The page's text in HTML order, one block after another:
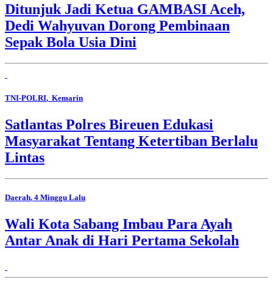
Ditunjuk Jadi Ketua GAMBASI Aceh,
Dedi Wahyuvan Dorong Pembinaan
Sepak Bola Usia Dini
TNI-POLRI, Kemarin
Satlantas Polres Bireuen Edukasi
Masyarakat Tentang Ketertiban Berlalu
Lintas
Daerah, 4 Minggu Lalu
Wali Kota Sabang Imbau Para Ayah
Antar Anak di Hari Pertama Sekolah